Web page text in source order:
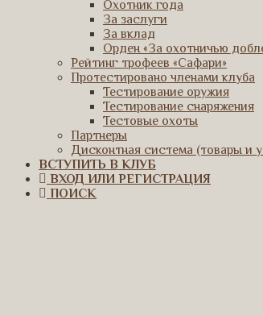
Охотник года
За заслуги
За вклад
Орден «За охотничью
Рейтинг трофеев «Сафари»
Протестировано членами клуба
Тестирование оружия
Тестирование снаряжения
Тестовые охоты
Партнеры
Дисконтная система (товары и
ВСТУПИТЬ В КЛУБ
ВХОД ИЛИ РЕГИСТРАЦИЯ
ПОИСК